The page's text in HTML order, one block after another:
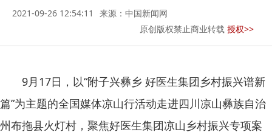
2021-09-26 12:54:11
来源：中国新闻网
原创版权禁止商业转载 授权>>
9月17日，以“附子兴彝乡 好医生集团乡村振兴谱新
篇”为主题的全国媒体凉山行活动走进四川凉山彝族自治
州布拖县火灯村，聚焦好医生集团凉山乡村振兴专项案